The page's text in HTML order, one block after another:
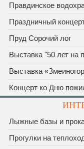
Правдинское
Праздничный
Пруд Сорочий лог
Выставка "50 лет на
Выставка
Концерт ко Дню
Лыжные базы и
Прогулки на